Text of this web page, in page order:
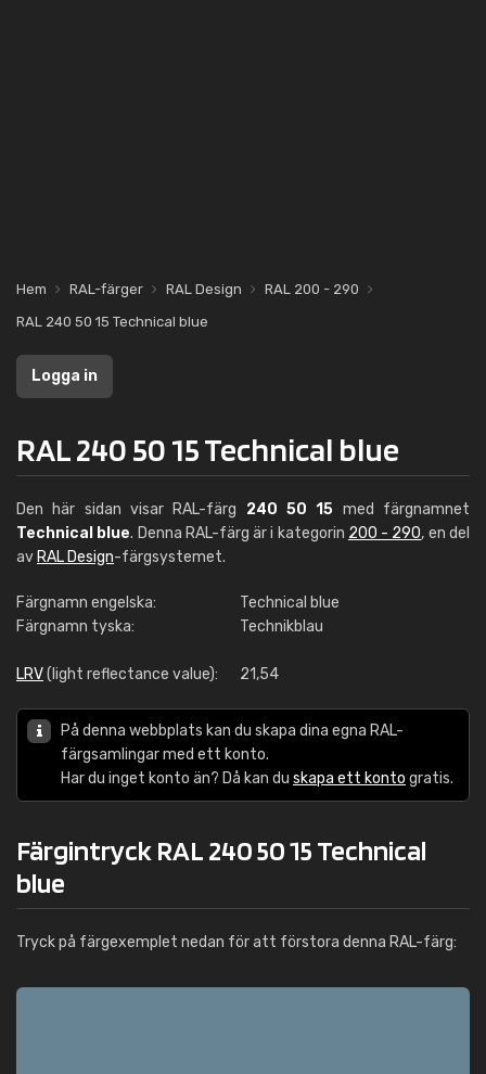
Hem RAL-färger RAL Design
RAL 200 - 290
RAL 240 50 15 Technical blue
Logga in
RAL 240 50 15 Technical blue
Den här sidan visar RAL-färg 240 50 15 med färgnamnet
Technical blue. Denna RAL-färg är i kategorin 200 - 290, en del
av RAL Design-färgsystemet.
Färgnamn engelska:
Technical blue
Färgnamn tyska:
Technikblau
LRV(light reflectance value): 21,54
På denna webbplats kan du skapa dina egna RAL-
färgsamlingar med ett konto.
Har du inget konto än? Då kan du skapa ett konto gratis.
Färgintryck RAL 240 50 15 Technical
blue
Tryck på färgexemplet nedan för att förstora denna RAL-färg: